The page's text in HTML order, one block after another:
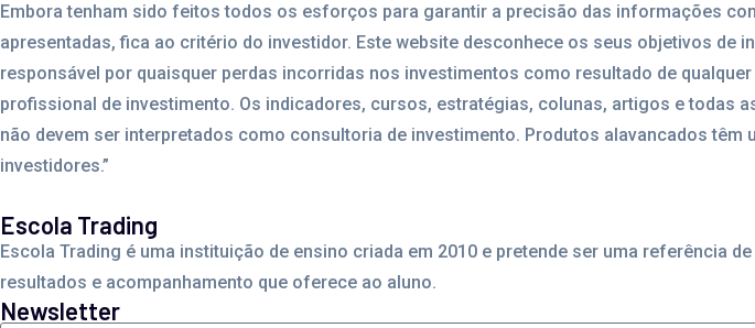
Embora tenham sido feitos todos os esforços para garantir a precisão das informações
apresentadas, fica ao critério do investidor. Este website desconhece os seus objetivos
responsável por quaisquer perdas incorridas nos investimentos como resultado de
profissional de investimento. Os indicadores, cursos, estratégias, colunas, artigos e todas
não devem ser interpretados como consultoria de investimento. Produtos alavancados
investidores.”
Escola Trading
Escola Trading é uma instituição de ensino criada em 2010 e pretende ser uma referência
resultados e acompanhamento que oferece ao aluno.
Newsletter